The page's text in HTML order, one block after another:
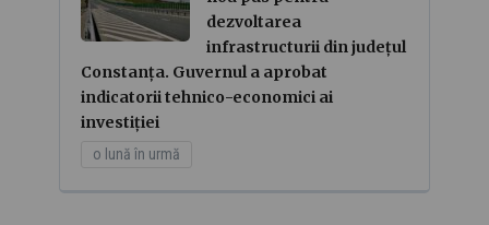
dezvoltarea
infrastructurii din județul
Constanța. Guvernul a aprobat
indicatorii tehnico-economici ai
investiției
o lună în urmă